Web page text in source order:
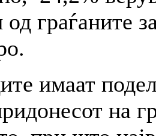
граѓаните
имаат
на